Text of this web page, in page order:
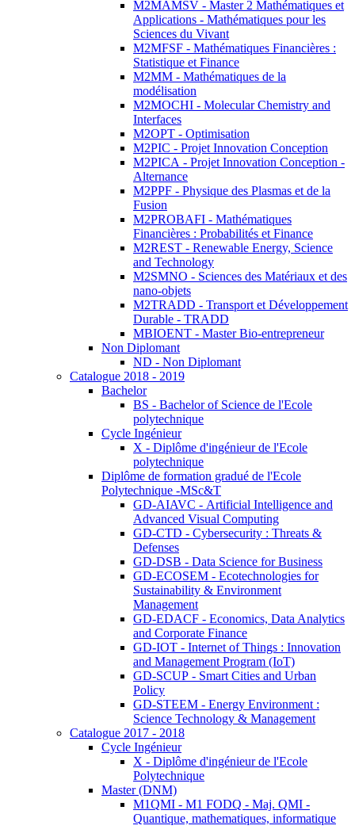
M2MAMSV - Master 2 Mathématiques et
Applications - Mathématiques pour les
Sciences du Vivant
M2MFSF - Mathématiques Financières :
Statistique et Finance
M2MM - Mathématiques de la
modélisation
M2MOCHI - Molecular Chemistry and
Interfaces
M2OPT - Optimisation
M2PIC - Projet Innovation Conception
M2PICA - Projet Innovation Conception -
Alternance
M2PPF - Physique des Plasmas et de la
Fusion
M2PROBAFI - Mathématiques
Financières : Probabilités et Finance
M2REST - Renewable Energy, Science
and Technology
M2SMNO - Sciences des Matériaux et des
nano-objets
M2TRADD - Transport et Développement
Durable - TRADD
MBIOENT - Master Bio-entrepreneur
Non Diplomant
ND - Non Diplomant
Catalogue 2018 - 2019
Bachelor
BS - Bachelor of Science de l'Ecole
polytechnique
Cycle Ingénieur
X - Diplôme d'ingénieur de l'Ecole
polytechnique
Diplôme de formation gradué de l'Ecole
Polytechnique -MSc&T
GD-AIAVC - Artificial Intelligence and
Advanced Visual Computing
GD-CTD - Cybersecurity : Threats &
Defenses
GD-DSB - Data Science for Business
GD-ECOSEM - Ecotechnologies for
Sustainability & Environment
Management
GD-EDACF - Economics, Data Analytics
and Corporate Finance
GD-IOT - Internet of Things : Innovation
and Management Program (IoT)
GD-SCUP - Smart Cities and Urban
Policy
GD-STEEM - Energy Environment :
Science Technology & Management
Catalogue 2017 - 2018
Cycle Ingénieur
X - Diplôme d'ingénieur de l'Ecole
Polytechnique
Master (DNM)
M1QMI - M1 FODQ - Maj. QMI -
Quantique, mathematiques, informatique